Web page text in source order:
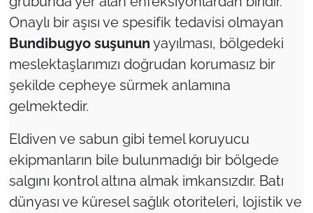
Onaylı bir aşısı ve spesifik tedavisi olmayan
Bundibugyo suşunun yayılması, bölgedeki
meslektaşlarımızı doğrudan korumasız bir
şekilde cepheye sürmek anlamına
gelmektedir.
Eldiven ve sabun gibi temel koruyucu
ekipmanların bile bulunmadığı bir bölgede
salgını kontrol altına almak imkansızdır. Batı
dünyası ve küresel sağlık otoriteleri, lojistik ve